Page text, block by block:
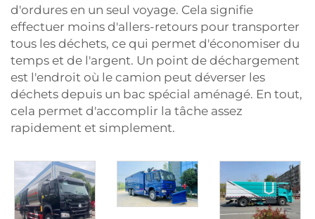
d'ordures en un seul voyage. Cela signifie
effectuer moins d'allers-retours pour transporter
tous les déchets, ce qui permet d'économiser du
temps et de l'argent. Un point de déchargement
est l'endroit où le camion peut déverser les
déchets depuis un bac spécial aménagé. En tout,
cela permet d'accomplir la tâche assez
rapidement et simplement.